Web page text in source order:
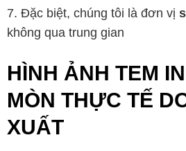
Đặc biệt, chúng tôi là đơn vị
không qua trung gian
HÌNH ẢNH TEM
MÒN THỰC TẾ
XUẤT